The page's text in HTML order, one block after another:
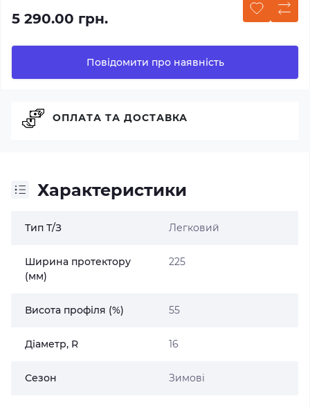
5 290.00 грн.
Повідомити про наявність
Характеристики
Тип Т/З Легковий
Ширина протектору
(мм)
225
Висота профіля (%) 55
Діаметр, R 16
Сезон Зимові
ОПЛАТА ТА ДОСТАВКА